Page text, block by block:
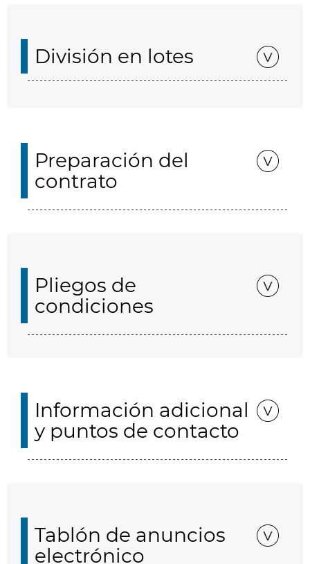
División en lotes
Preparación del
contrato
Pliegos de
condiciones
Información adicional
y puntos de contacto
Tablón de anuncios
electrónico